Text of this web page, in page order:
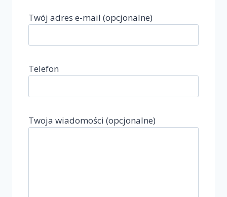
Twój adres e-mail (opcjonalne)
Telefon
Twoja wiadomości (opcjonalne)